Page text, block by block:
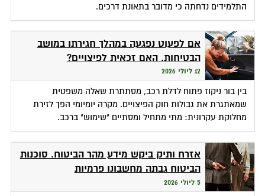
התלמידים נדחתה כי מדובר בתאונת דרכים.
אם לפעוט נפגעה במהלך חגירתו במושב
הבטיחות. האם זכאית לפיצויים?
12 ליולי 2026
בין בור ניקוז פתוח לדלת רכב, מסתתרת שאלה משפטית
שמאתגרת את גבולות חוק הפיצויים. מקרה יומיומי הפך לזירת
מחלוקת עקרונית: מתי מתחיל ומסתיים "שימוש" ברכב.
אזרח ותיק ביקש מידע מהר הביטוח. סוכנות
הביטוח גבתה מחשבונו פרמיות
5 ליולי 2026